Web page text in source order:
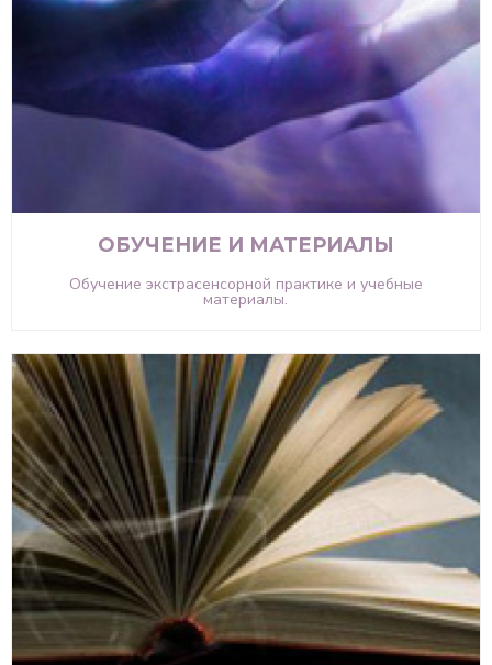
ОБУЧЕНИЕ И МАТЕРИАЛЫ
Обучение экстрасенсорной практике и учебные
материалы.